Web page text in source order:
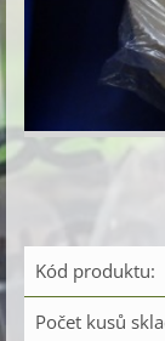
Kód produktu:
Počet kusů